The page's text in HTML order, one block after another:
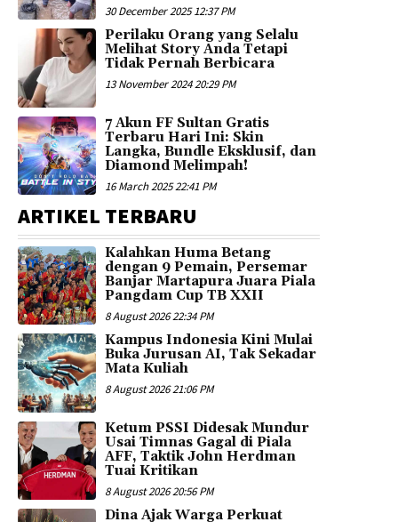
30 December 2025 12:37 PM
Perilaku Orang yang Selalu
Melihat Story Anda Tetapi
Tidak Pernah Berbicara
13 November 2024 20:29 PM
7 Akun FF Sultan Gratis
Terbaru Hari Ini: Skin
Langka, Bundle Eksklusif, dan
Diamond Melimpah!
16 March 2025 22:41 PM
ARTIKEL TERBARU
Kalahkan Huma Betang
dengan 9 Pemain, Persemar
Banjar Martapura Juara Piala
Pangdam Cup TB XXII
8 August 2026 22:34 PM
Kampus Indonesia Kini Mulai
Buka Jurusan AI, Tak Sekadar
Mata Kuliah
8 August 2026 21:06 PM
Ketum PSSI Didesak Mundur
Usai Timnas Gagal di Piala
AFF, Taktik John Herdman
Tuai Kritikan
8 August 2026 20:56 PM
Dina Ajak Warga Perkuat